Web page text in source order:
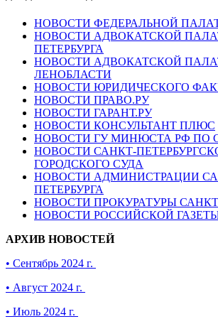
НОВОСТИ ФЕДЕРАЛЬНОЙ
НОВОСТИ АДВОКАТСКОЙ
ПЕТЕРБУРГА
НОВОСТИ АДВОКАТСКОЙ
ЛЕНОБЛАСТИ
НОВОСТИ ЮРИДИЧЕСКОГО
НОВОСТИ ПРАВО.РУ
НОВОСТИ ГАРАНТ.РУ
НОВОСТИ КОНСУЛЬТАНТ ПЛЮС
НОВОСТИ ГУ МИНЮСТА РФ ПО
НОВОСТИ САНКТ-
ГОРОДСКОГО СУДА
НОВОСТИ АДМИНИСТРАЦИИ
ПЕТЕРБУРГА
НОВОСТИ ПРОКУРАТУРЫ
НОВОСТИ РОССИЙСКОЙ
АРХИВ НОВОСТЕЙ
• Сентябрь 2024 г.
• Август 2024 г.
• Июль 2024 г.